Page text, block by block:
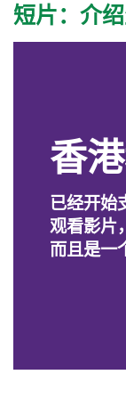
短片：介
香
已经开始
观看影片
而且是一